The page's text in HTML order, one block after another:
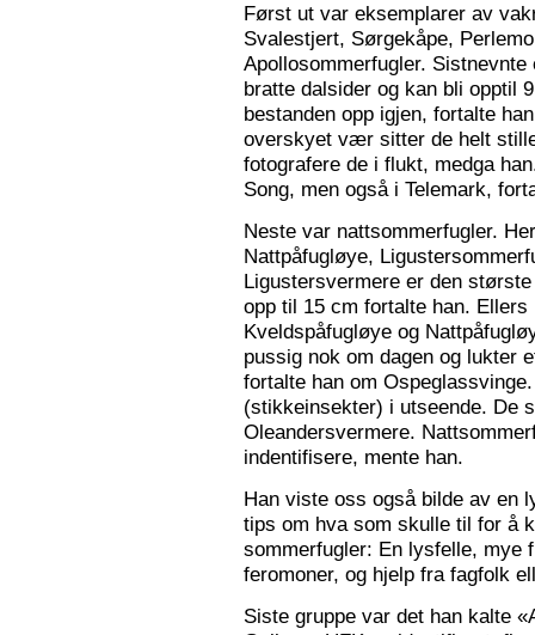
Først ut var eksemplarer av
Svalestjert, Sørgekåpe,
Apollosommerfugler.
bratte dalsider og kan bli opptil
bestanden opp igjen, fortalte
overskyet vær sitter de helt
fotografere de i flukt, medga
Song, men også i Telemark,
Neste var nattsommerfugler.
Nattpåfugløye,
Ligustersvermere er den
opp til 15 cm fortalte han.
Kveldspåfugløye og
pussig nok om dagen og lukter
fortalte han om
(stikkeinsekter) i utseende. De
Oleandersvermere.
indentifisere, mente han.
Han viste oss også bilde av en
tips om hva som skulle til for å
sommerfugler: En lysfelle, mye
feromoner, og hjelp fra fagfolk
Siste gruppe var det han kalte